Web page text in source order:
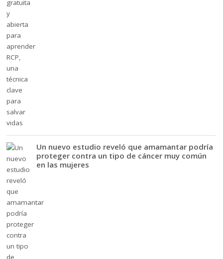
Un nuevo estudio reveló que amamantar podría
proteger contra un tipo de cáncer muy común
en las mujeres